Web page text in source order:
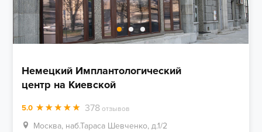
Немецкий Имплантологический
центр на Киевской
5.0 378 отзывов
Москва, наб.Тараса Шевченко, д.1/2